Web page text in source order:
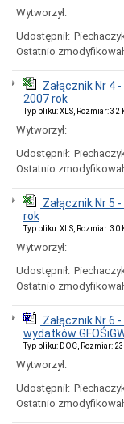
Wykazy
nieruchomości
przeznaczonych
do
sprzedaży,
dzierżawy
lub
oddania
użytkowanie
wieczyste
Ogłoszenia
przetargów
najem
nieruchomości
Wybory
WYBORY
RP
ARCHIWUM
Poradnik
interesanta
Bon
Budżet
Wytworzył:
Udostępnił:
Ostatnio
Załącznik Nr 4
2007 rok
Typ pliku: XLS, Rozmiar: 32
Wytworzył:
Udostępnił:
Ostatnio
Załącznik Nr 5
rok
Typ pliku: XLS, Rozmiar: 30
Wytworzył:
Udostępnił:
Ostatnio
Załącznik Nr 6
wydatków
Typ pliku: DOC, Rozmiar: 23
Wytworzył:
Udostępnił:
Ostatnio